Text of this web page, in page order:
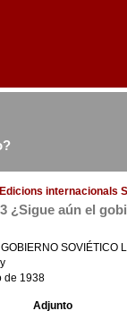
Edicions internacionals
¿Sigue aún el
SOVIÉTICO
de 1938
Adjunto